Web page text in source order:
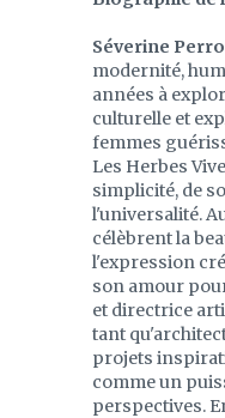
Séverine
modernité,
années à
culturelle et
femmes
Les Herbes
simplicité, de
l'universalité.
célèbrent la
l'expression
son amour
et directrice
tant
projets
comme un
perspectives.